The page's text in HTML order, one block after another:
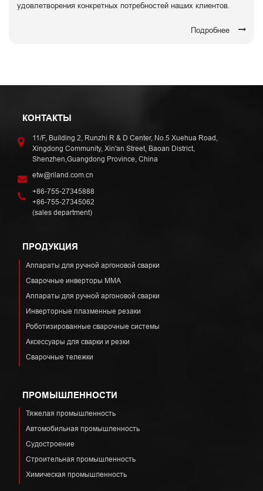
удовлетворения конкретных потребностей наших клиентов.
Подробнее
КОНТАКТЫ
11/F, Building 2, Runzhi R & D Center, No.5 Xuehua Road,
Xingdong Community, Xin'an Street, Baoan District,
Shenzhen,Guangdong Province, China
etw@riland.com.cn
+86-755-27345888
+86-755-27345062
(sales department)
ПРОДУКЦИЯ
Аппараты для ручной аргоновой сварки
Сварочные инверторы ММА
Аппараты для ручной аргоновой сварки
Инверторные плазменные резаки
Роботизированные сварочные системы
Аксессуары для сварки и резки
Сварочные тележки
ПРОМЫШЛЕННОСТИ
Тяжелая промышленность
Автомобильная промышленность
Судостроение
Строительная промышленность
Химическая промышленность